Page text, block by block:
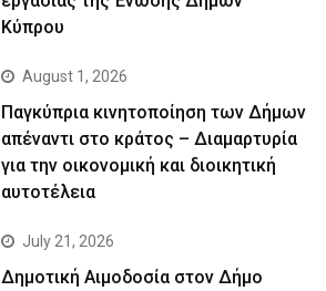
Κύπρου
August 1, 2026
Παγκύπρια κινητοποίηση των Δήμων
απέναντι στο κράτος – Διαμαρτυρία
για την οικονομική και διοικητική
αυτοτέλεια
July 21, 2026
Δημοτική Αιμοδοσία στον Δήμο